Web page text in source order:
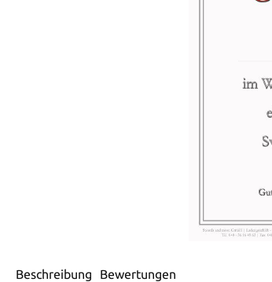
Beschreibung Bewertungen